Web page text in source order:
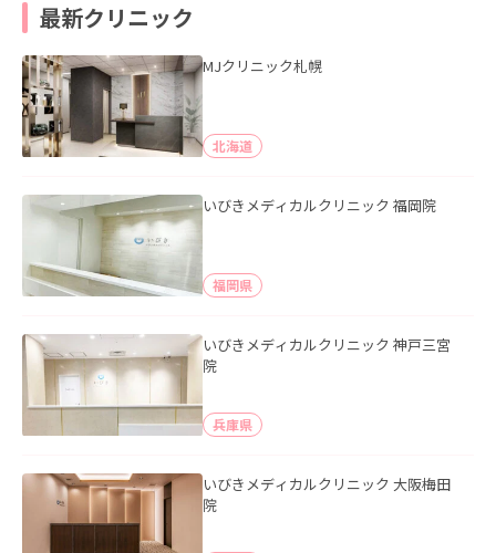
最新クリニック
MJクリニック札幌
北海道
いびきメディカルクリニック 福岡院
福岡県
いびきメディカルクリニック 神戸三宮
院
兵庫県
いびきメディカルクリニック 大阪梅田
院